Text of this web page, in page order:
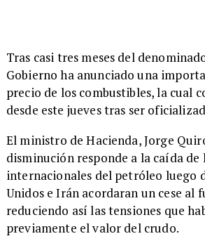
Tras casi tres meses del
Gobierno ha anunciado una
precio de los combustibles, la cual
desde este jueves tras ser
El ministro de Hacienda, Jorge
disminución responde a la caída de
internacionales del petróleo luego
Unidos e Irán acordaran un cese al
reduciendo así las tensiones que
previamente el valor del crudo.